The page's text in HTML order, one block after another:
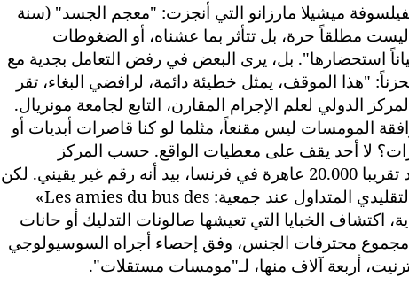
ميشيلا مارزانو التي أنجزت: "معجم الجسد" (سنة
ليست مطلقاً حرة، بل تتأثر بما عشناه، أو الضغوطات
استحضارها". بل، يرى البعض في رفض التعامل بجدية مع
"هذا الموقف، يمثل خطيئة دائمة، لرافضي البغاء، تقر
الدولي لعلم الإجرام المقارن، التابع لجامعة مونريال.
المومسات ليس مقنعاً، مثلما لو كنا قاصرات أبديات أو
لا أحد يقف على معطيات الواقع. حسب المركز
الوطني، لمنع الاتجار بالكائنات الإنسانية، توجد تقريبا 20.000 عاهرة في فرنسا، بيد أنه رقم غير يقيني. لكن
«Les amies du bus des
وتصعب للغاية، اكتشاف الخبايا التي تعيشها صالونات التدليك أو حانات
مجموع محترفات الجنس، وفق إحصاء أجراه السوسيولوجي
أربعة آلاف منها، لـ"مومسات مستقلات".